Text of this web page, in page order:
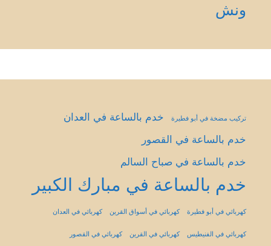
ونش
تركيب مضخة في أبو فطيرة
خدم بالساعة في العدان
خدم بالساعة في القصور
خدم بالساعة في صباح السالم
خدم بالساعة في مبارك الكبير
كهربائي في أبو فطيرة كهربائي في أسواق القرين كهربائي في العدان
كهربائي في الفنيطيس كهربائي في القرين كهربائي في القصور